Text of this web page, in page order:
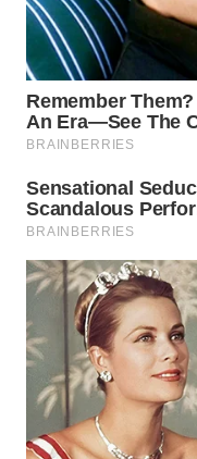
WN
SIMALUNGUN
WN
LABUHANBATU
WN
TAPANULI
WN DELI
SERDANG
WN
TEBING
TINGGI